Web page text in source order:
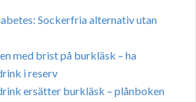
Sockerfria alternativ utan
med brist på burkläsk – ha
i reserv
ersätter burkläsk – plånboken